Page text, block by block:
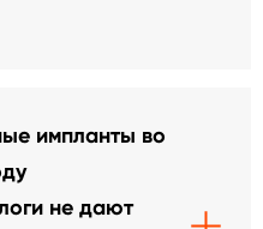
импланты во
не дают